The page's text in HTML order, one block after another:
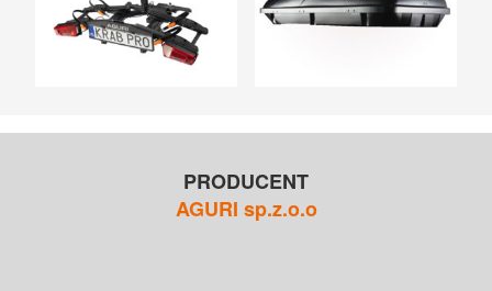
PRODUCENT
AGURI sp.z.o.o